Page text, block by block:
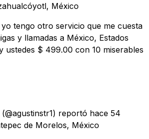
México
yo tengo otro servicio que me cuesta
y llamadas a México, Estados
ustedes $ 499.00 con 10 miserables
(@agustinstr1) reportó hace 54
de Morelos, México